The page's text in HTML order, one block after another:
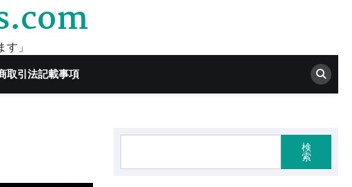
」
取引法記載事項
検
索